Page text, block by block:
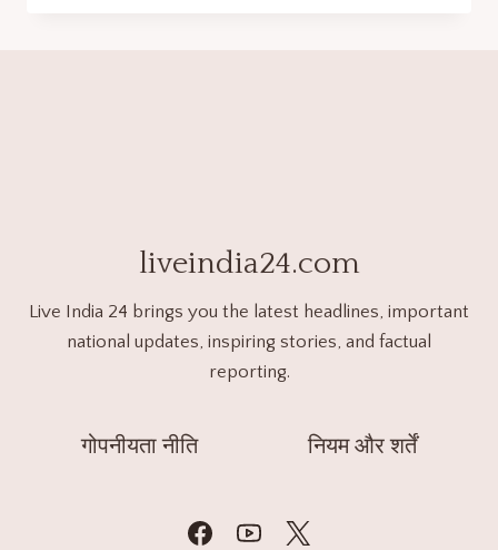
liveindia24.com
Live India 24 brings you the latest headlines, important
national updates, inspiring stories, and factual
reporting.
गोपनीयता नीति नियम और शर्तें